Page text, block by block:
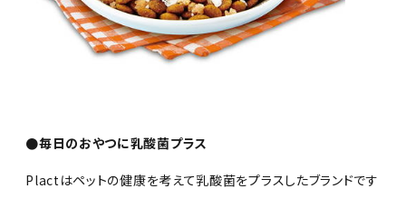
●毎日のおやつに乳酸菌プラス
Plactはペットの健康を考えて乳酸菌をプラスしたブランドです